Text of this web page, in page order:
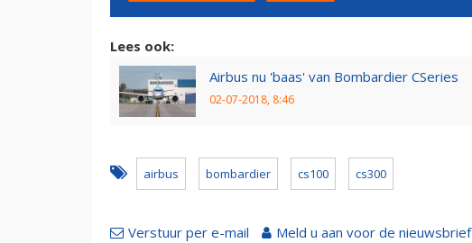
Lees ook:
Airbus nu 'baas' van Bombardier CSeries
02-07-2018, 8:46
airbus bombardier cs100 cs300
Verstuur per e-mail Meld u aan voor de nieuwsbrief